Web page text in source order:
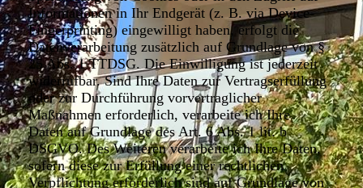
Informationen in Ihr Endgerät (z. B. via Device-
Fingerprinting) eingewilligt haben, erfolgt die
Datenverarbeitung zusätzlich auf Grundlage von §
25 Abs. 1 TTDSG. Die Einwilligung ist jederzeit
widerrufbar. Sind Ihre Daten zur Vertragserfüllung
oder zur Durchführung vorvertraglicher
Maßnahmen erforderlich, verarbeite ich Ihre
Daten auf Grundlage des Art. 6 Abs. 1 lit. b
DSGVO. Des Weiteren verarbeite ich Ihre Daten,
sofern diese zur Erfüllung einer rechtlichen
Verpflichtung erforderlich sind auf Grundlage von